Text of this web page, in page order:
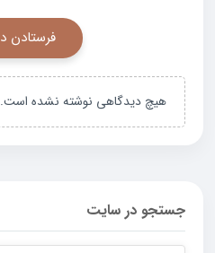
هیچ دیدگاهی نوشته نشده است.
جستجو در سایت